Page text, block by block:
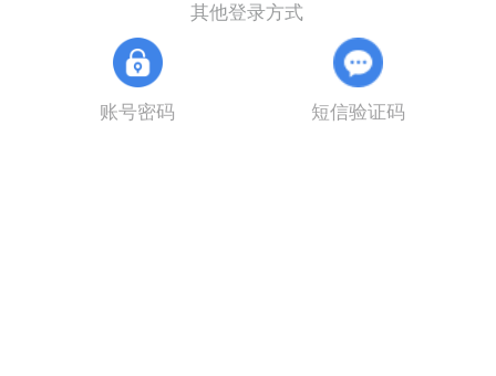
其他登录方式
账号密码 短信验证码